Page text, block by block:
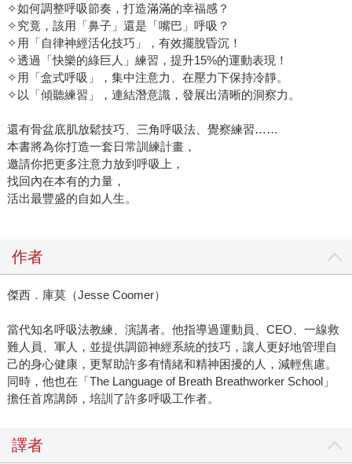
✧如何調整呼吸節奏，打造滿滿的幸福感？
✧究竟，該用「鼻子」還是「嘴巴」呼吸？
✧用「自律神經活化技巧」，有效擺脫昏沉！
✧透過「快樂的綠巨人」練習，提升15%的運動表現！
✧用「盒式呼吸」，集中注意力、在壓力下保持冷靜。
✧以「傾聽練習」，連結潛意識，發展出清晰的洞察力。
還有骨盆底肌放鬆技巧、三角呼吸法、覺察練習……
本書將為你打造一套日常訓練計畫，
邀請你把更多注意力放到呼吸上，
找回內在本有的力量，
活出最豐盛的自如人生。
作者
傑西．庫莫（Jesse Coomer）
當代知名呼吸法教練、演講者。他指導過運動員、CEO、一線救
難人員、軍人，並提供調節神經系統的技巧，讓人更好地管理自
己的身心健康，更幫助許多有情緒和精神困擾的人，減輕焦慮。
同時，他也在「The Language of Breath Breathworker School」
擔任首席講師，培訓了許多呼吸工作者。
譯者